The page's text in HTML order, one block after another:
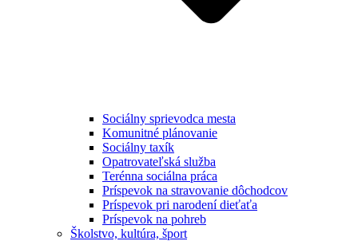
Sociálny sprievodca mesta
Komunitné plánovanie
Sociálny taxík
Opatrovateľská služba
Terénna sociálna práca
Príspevok na stravovanie dôchodcov
Príspevok pri narodení dieťaťa
Príspevok na pohreb
Školstvo, kultúra, šport